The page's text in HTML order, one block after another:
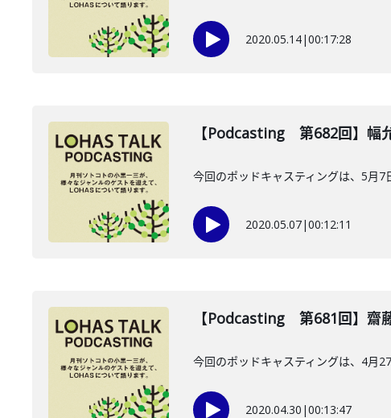
2020.05.14|00:17:28
【Podcasting 第682回】幅
今回のポッドキャスティングは、5月
2020.05.07|00:12:11
【Podcasting 第681回】齋
今回のポッドキャスティングは、4月
2020.04.30 |00:13:47